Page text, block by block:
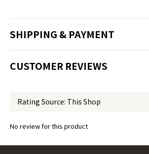
SHIPPING & PAYMENT
CUSTOMER REVIEWS
No review for this product